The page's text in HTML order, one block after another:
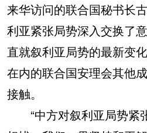
来华访问的联合国秘书长
利亚紧张局势深入交换了
直就叙利亚局势的最新变
在内的联合国安理会其他
接触。
“中方对叙利亚局势紧